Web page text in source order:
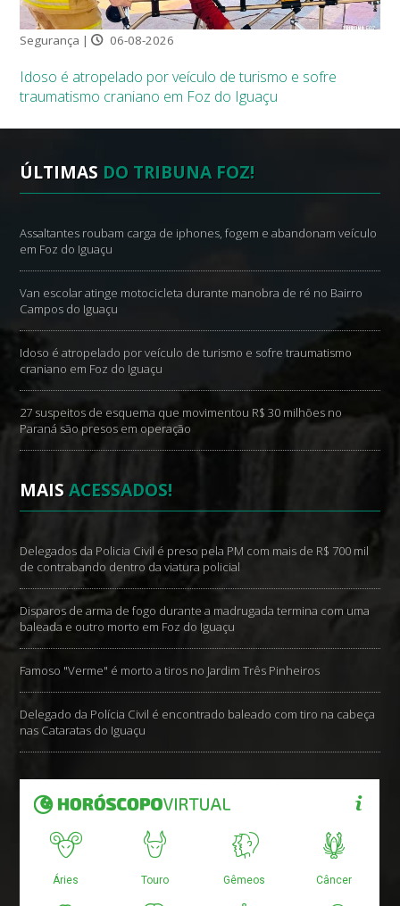
Segurança | 06-08-2026
Idoso é atropelado por veículo de turismo e sofre
traumatismo craniano em Foz do Iguaçu
ÚLTIMAS DO TRIBUNA FOZ!
Assaltantes roubam carga de iphones, fogem e abandonam veículo
em Foz do Iguaçu
Van escolar atinge motocicleta durante manobra de ré no Bairro
Campos do Iguaçu
Idoso é atropelado por veículo de turismo e sofre traumatismo
craniano em Foz do Iguaçu
27 suspeitos de esquema que movimentou R$ 30 milhões no
Paraná são presos em operação
MAISACESSADOS!
Delegados da Policia Civil é preso pela PM com mais de R$ 700 mil
de contrabando dentro da viatura policial
Disparos de arma de fogo durante a madrugada termina com uma
baleada e outro morto em Foz do Iguaçu
Famoso "Verme" é morto a tiros no Jardim Três Pinheiros
Delegado da Polícia Civil é encontrado baleado com tiro na cabeça
nas Cataratas do Iguaçu